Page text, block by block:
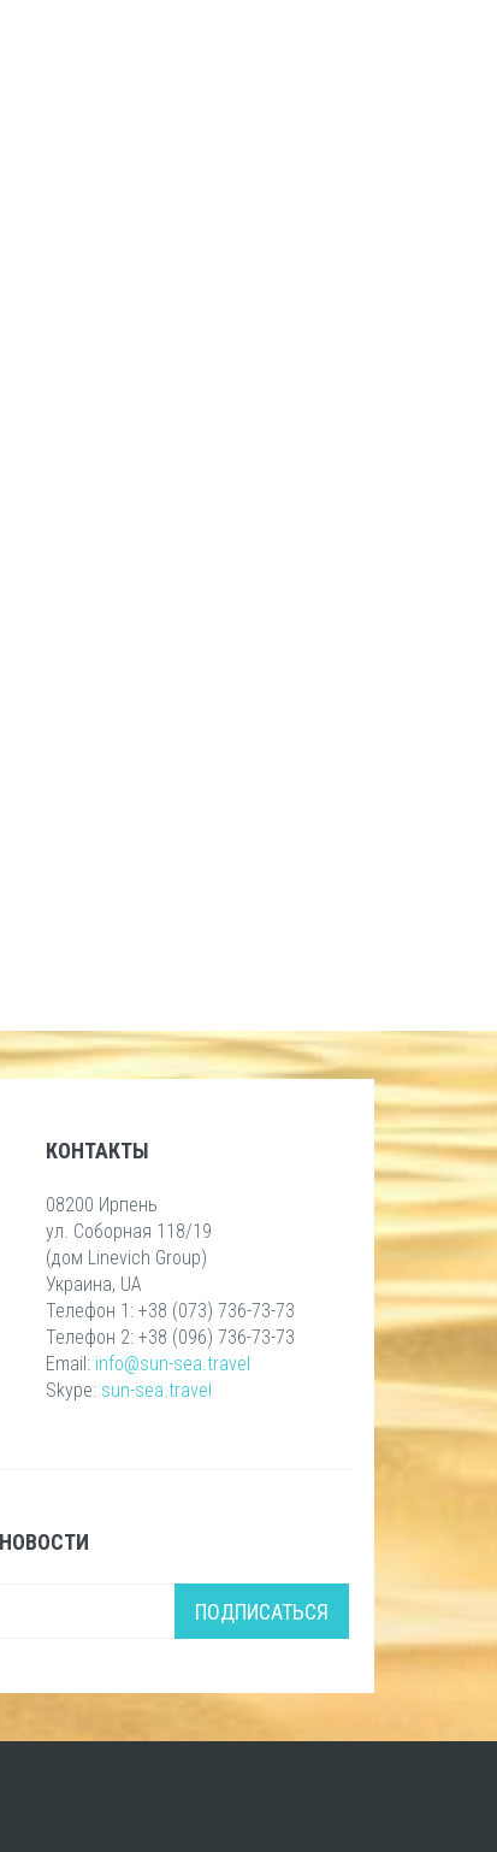
КОНТАКТЫ
08200 Ирпень
ул. Соборная 118/19
(дом Linevich Group)
Украина, UA
Телефон 1: +38 (073) 736-73-73
Телефон 2: +38 (096) 736-73-73
Email: info@sun-sea.travel
Skype: sun-sea.travel
ПОДПИСАТЬСЯ